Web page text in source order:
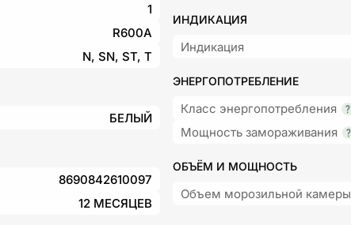
1
R600A
N, SN, ST, T
БЕЛЫЙ
8690842610097
12 МЕСЯЦЕВ
ИНДИКАЦИЯ
Индикация
ЭНЕРГОПОТРЕБЛЕНИЕ
Класс энергопотребления
Мощность замораживания
ОБЪЁМ И МОЩНОСТЬ
Объем морозильной камеры